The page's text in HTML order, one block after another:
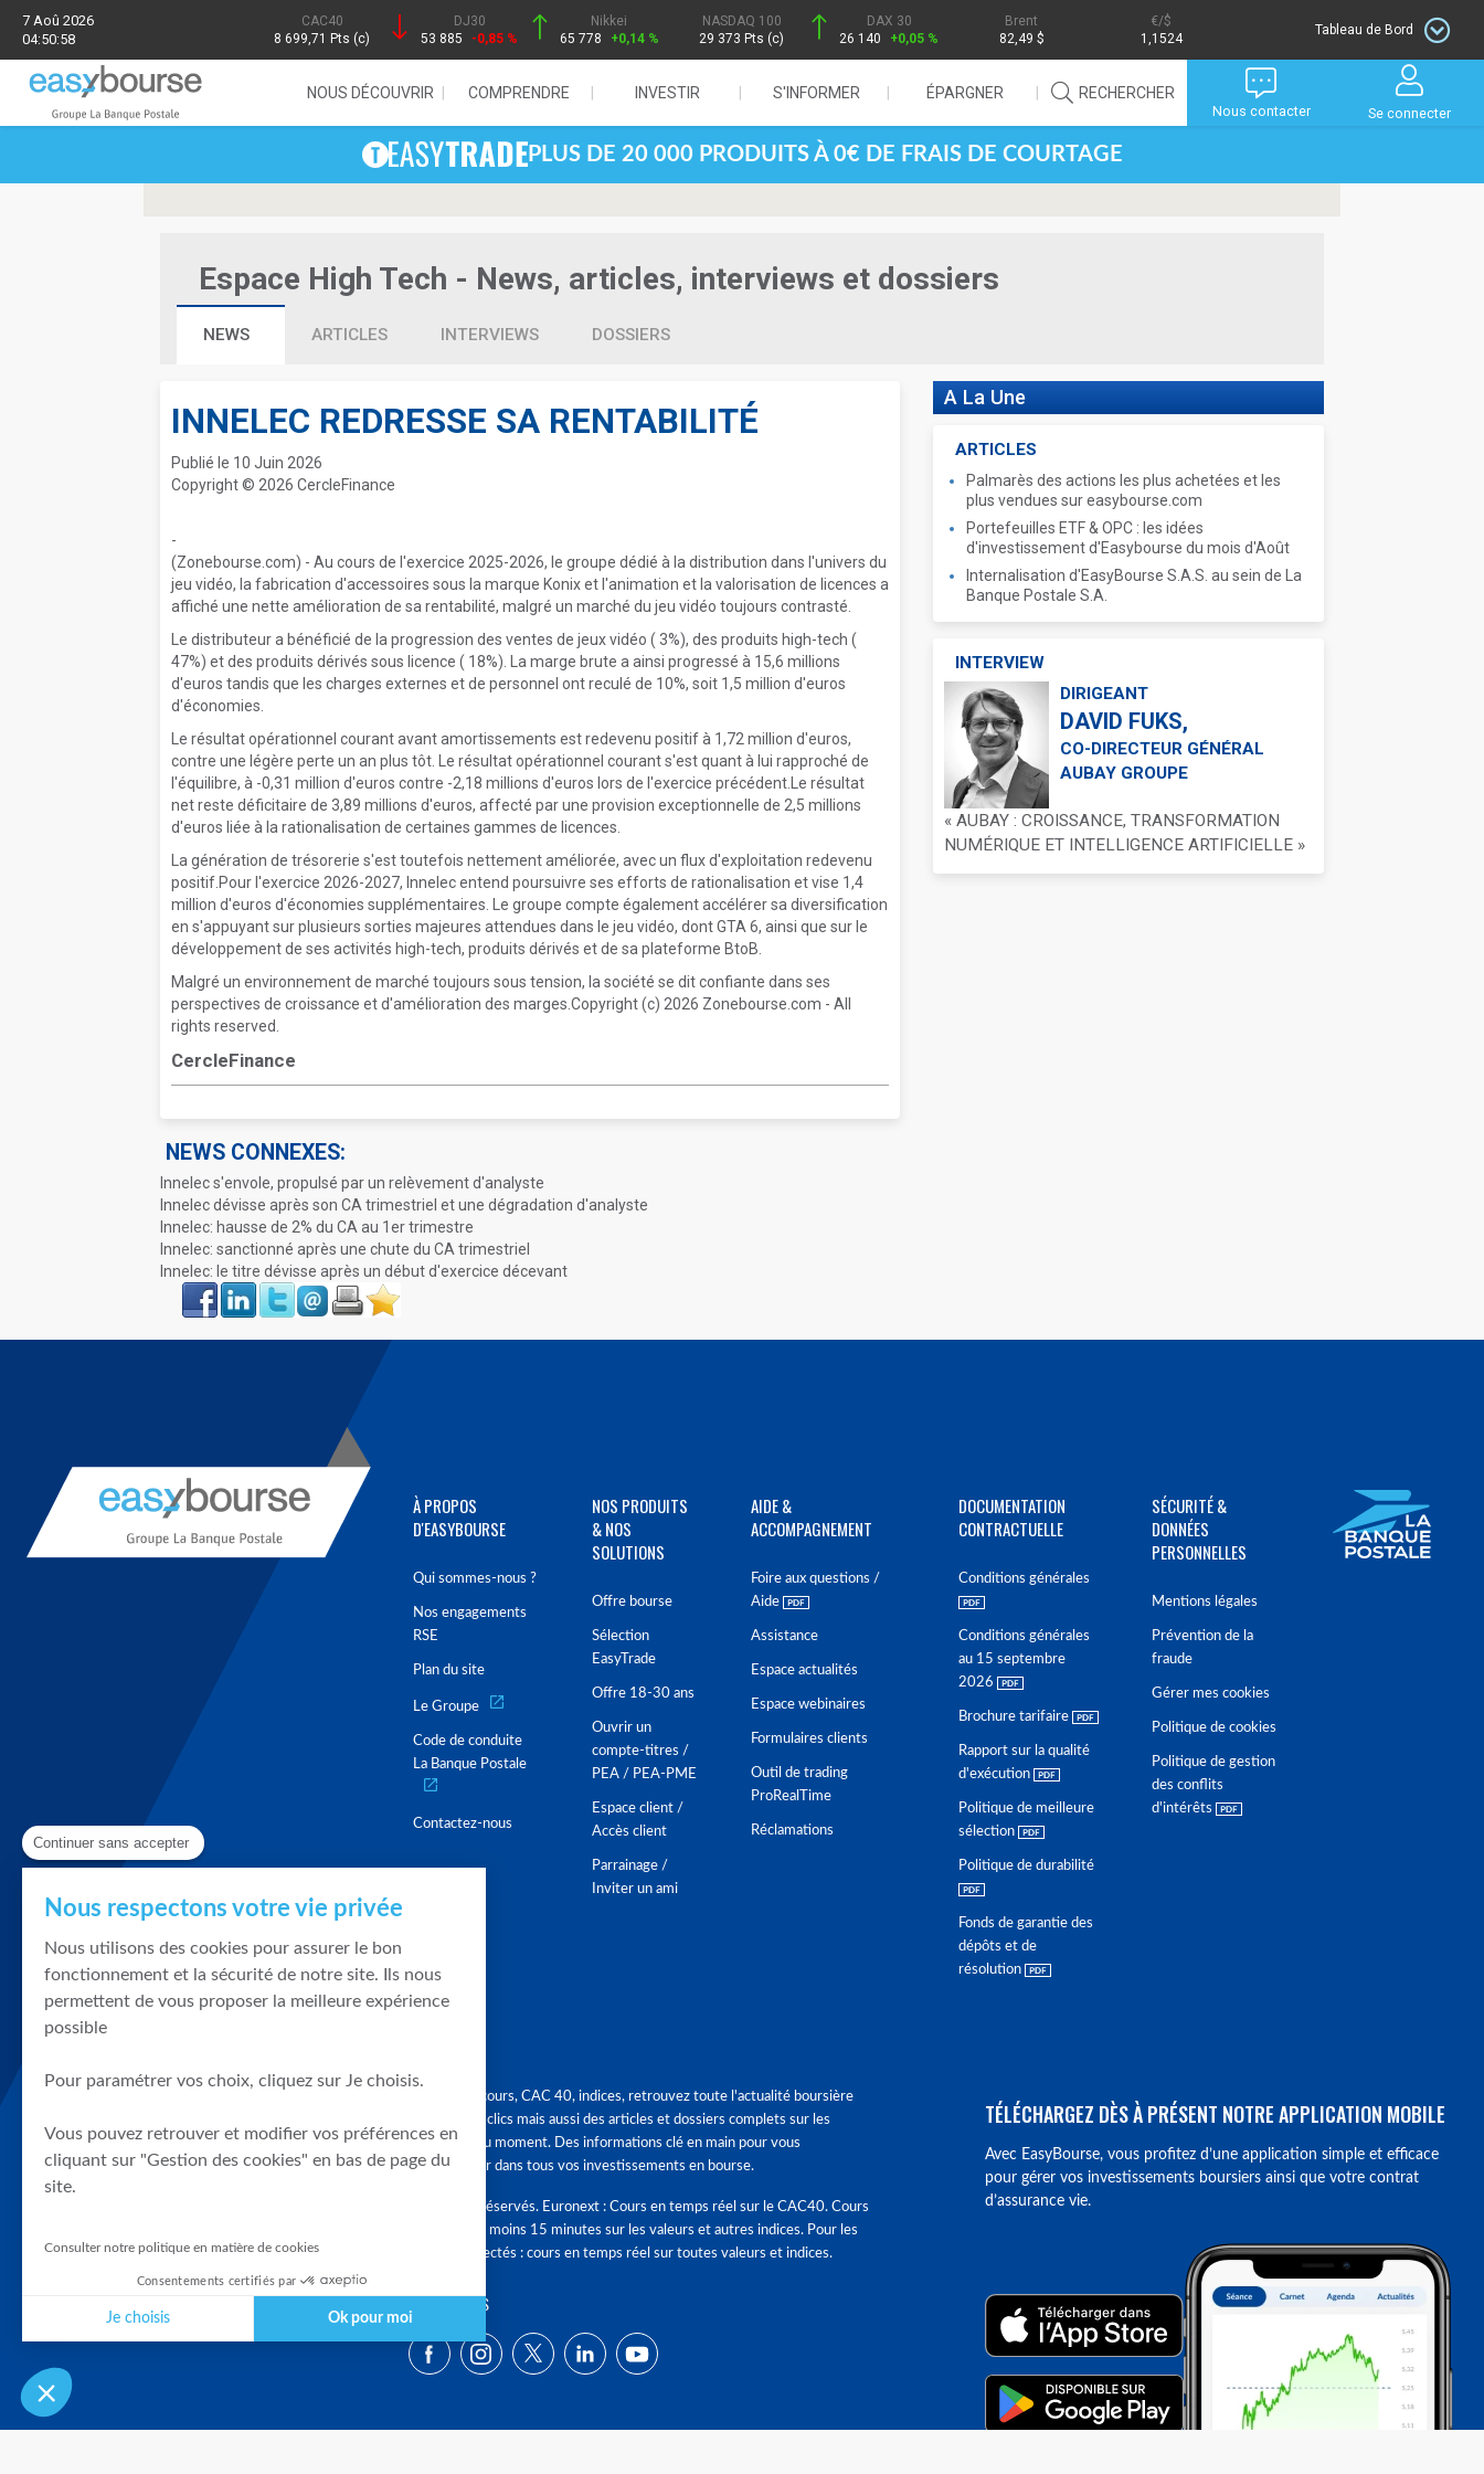
7 Aoû 2026
04:50:58
CAC40
8 699,71 Pts (c)
DJ30
53 885
-0,85 %
Nikkei
65 778
+0,14 %
NASDAQ 100
29 373 Pts (c)
DAX 30
26 140
+0,05 %
Brent
82,49 $
/$
1,1524
Tableau de Bord
NOUS DÉCOUVRIR COMPRENDRE INVESTIR S'INFORMER ÉPARGNER RECHERCHER
Nous contacter Se connecter
PLUS DE 20 000 PRODUITS À 0€ DE FRAIS DE COURTAGE
Espace High Tech - News, articles, interviews et dossiers
NEWS ARTICLES INTERVIEWS DOSSIERS
INNELEC REDRESSE SA RENTABILITÉ
Publié le 10 Juin 2026
Copyright © 2026 CercleFinance
-
(Zonebourse.com) - Au cours de l'exercice 2025-2026, le groupe dédié à la distribution dans l'univers du
jeu vidéo, la fabrication d'accessoires sous la marque Konix et l'animation et la valorisation de licences a
affiché une nette amélioration de sa rentabilité, malgré un marché du jeu vidéo toujours contrasté.
Le distributeur a bénéficié de la progression des ventes de jeux vidéo ( 3%), des produits high-tech (
47%) et des produits dérivés sous licence ( 18%). La marge brute a ainsi progressé à 15,6 millions
d'euros tandis que les charges externes et de personnel ont reculé de 10%, soit 1,5 million d'euros
d'économies.
Le résultat opérationnel courant avant amortissements est redevenu positif à 1,72 million d'euros,
contre une légère perte un an plus tôt. Le résultat opérationnel courant s'est quant à lui rapproché de
l'équilibre, à -0,31 million d'euros contre -2,18 millions d'euros lors de l'exercice précédent.Le résultat
net reste déficitaire de 3,89 millions d'euros, affecté par une provision exceptionnelle de 2,5 millions
d'euros liée à la rationalisation de certaines gammes de licences.
La génération de trésorerie s'est toutefois nettement améliorée, avec un flux d'exploitation redevenu
positif.Pour l'exercice 2026-2027, Innelec entend poursuivre ses efforts de rationalisation et vise 1,4
million d'euros d'économies supplémentaires. Le groupe compte également accélérer sa diversification
en s'appuyant sur plusieurs sorties majeures attendues dans le jeu vidéo, dont GTA 6, ainsi que sur le
développement de ses activités high-tech, produits dérivés et de sa plateforme BtoB.
Malgré un environnement de marché toujours sous tension, la société se dit confiante dans ses
perspectives de croissance et d'amélioration des marges.Copyright (c) 2026 Zonebourse.com - All
rights reserved.
CercleFinance
NEWS CONNEXES:
Innelec s'envole, propulsé par un relèvement d'analyste
Innelec dévisse après son CA trimestriel et une dégradation d'analyste
Innelec: hausse de 2% du CA au 1er trimestre
Innelec: sanctionné après une chute du CA trimestriel
Innelec: le titre dévisse après un début d'exercice décevant
Face
book
LinkIn Twitter Envoyer ImprimerFavoris
A La Une
ARTICLES
Palmarès des actions les plus achetées et les
plus vendues sur easybourse.com
Portefeuilles ETF & OPC : les idées
d'investissement d'Easybourse du mois d'Août
Internalisation d'EasyBourse S.A.S. au sein de La
Banque Postale S.A.
INTERVIEW
DIRIGEANT
DAVID FUKS,
CO-DIRECTEUR GÉNÉRAL
AUBAY GROUPE
« AUBAY : CROISSANCE, TRANSFORMATION
NUMÉRIQUE ET INTELLIGENCE ARTIFICIELLE »
À PROPOS
D'EASYBOURSE
Qui sommes-nous ?
Nos engagements
RSE
Plan du site
Le Groupe
Code de conduite
La Banque Postale
Contactez-nous
NOS PRODUITS
& NOS
SOLUTIONS
Offre bourse
Sélection
EasyTrade
Offre 18-30 ans
Ouvrir un
compte-titres /
PEA / PEA-PME
Espace client /
Accès client
Parrainage /
Inviter un ami
AIDE &
ACCOMPAGNEMENT
Foire aux questions /
Aide
Assistance
Espace actualités
Espace webinaires
Formulaires clients
Outil de trading
ProRealTime
Réclamations
DOCUMENTATION
CONTRACTUELLE
Conditions générales
Conditions générales
au 15 septembre
2026
Brochure tarifaire
Rapport sur la qualité
d'exécution
Politique de meilleure
sélection
Politique de durabilité
Fonds de garantie des
dépôts et de
résolution
SÉCURITÉ &
DONNÉES
PERSONNELLES
Mentions légales
Prévention de la
fraude
Gérer mes cookies
Politique de cookies
Politique de gestion
des conflits
d'intérêts
Graphique, cours, CAC 40, indices, retrouvez toute l'actualité boursière
en quelques clics mais aussi des articles et dossiers complets sur les
tendances du moment. Des informations clé en main pour vous
accompagner dans tous vos investissements en bourse.
Tous droits réservés. Euronext : Cours en temps réel sur le CAC40. Cours
différés d'au moins 15 minutes sur les valeurs et autres indices. Pour les
clients connectés : cours en temps réel sur toutes valeurs et indices.
SUIVEZ-NOUS
TÉLÉCHARGEZ DÈS À PRÉSENT NOTRE APPLICATION MOBILE
Avec EasyBourse, vous profitez d’une application simple et efficace
pour gérer vos investissements boursiers ainsi que votre contrat
d’assurance vie.
Continuer sans accepter
Nous respectons votre vie privée
Nous utilisons des cookies pour assurer le bon
fonctionnement et la sécurité de notre site. Ils nous
permettent de vous proposer la meilleure expérience
possible
Pour paramétrer vos choix, cliquez sur Je choisis.
Vous pouvez retrouver et modifier vos préférences en
cliquant sur "Gestion des cookies" en bas de page du
site.
Consulter notre politique en matière de cookies
Consentements certifiés par
Je choisis Ok pour moi
Plateforme de Gestion du Consentement : Personnalisez vos Options
Notre plateforme vous permet d'adapter et de gérer vos paramètres de confidentialité, en garantissant la conformité avec les réglementations. Personnalisez vos préférences pour contrôler la manière dont